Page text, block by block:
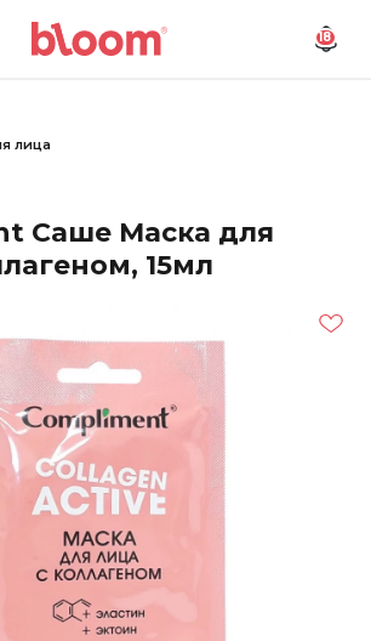
18
лица
Саше Маска для
15мл